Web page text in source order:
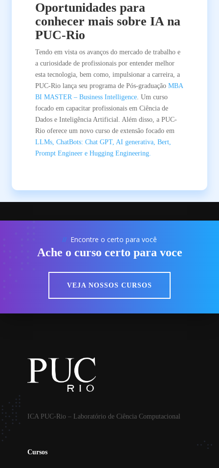
Oportunidades para
conhecer mais sobre IA na
PUC-Rio
Tendo em vista os avanços do mercado de trabalho e
a curiosidade de profissionais por entender melhor
esta tecnologia, bem como, impulsionar a carreira, a
PUC-Rio lança seu programa de Pós-graduação MBA
BI MASTER – Business Intelligence. Um curso
focado em capacitar profissionais em Ciência de
Dados e Inteligência Artificial. Além disso, a PUC-
Rio oferece um novo curso de extensão focado em
LLMs, ChatBots: Chat GPT, AI generativa, Bert,
Prompt Engineer e Hugging Engineering.
// Encontre o certo para você
Ache o curso certo para voce
VEJA NOSSOS CURSOS
ICA PUC-Rio – Laboratório de Ciência Computacional
Cursos